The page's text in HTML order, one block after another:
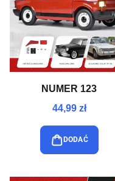
NUMER 123
44,99 zł
DODAĆ